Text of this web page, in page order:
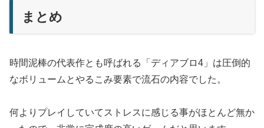
まとめ
時間泥棒の代表作とも呼ばれる「ディアブロ4」は圧倒的
なボリュームとやるこみ要素で流石の内容でした。
何よりプレイしていてストレスに感じる事がほとんど無か